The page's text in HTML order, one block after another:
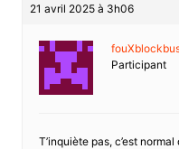
21 avril 2025 à 3h06
Participant
T’inquiète pas, c’est